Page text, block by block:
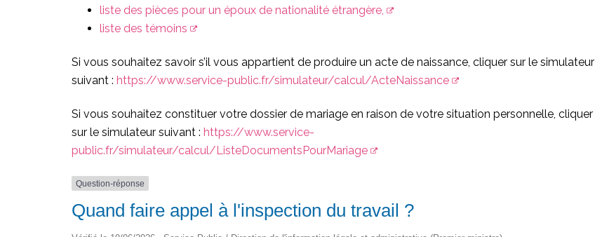
liste des pièces pour un époux de nationalité étrangère,
liste des témoins
Si vous souhaitez savoir s’il vous appartient de produire un acte de naissance, cliquer sur le simulateur
suivant : https://www.service-public.fr/simulateur/calcul/ActeNaissance
Si vous souhaitez constituer votre dossier de mariage en raison de votre situation personnelle, cliquer
sur le simulateur suivant : https://www.service-
public.fr/simulateur/calcul/ListeDocumentsPourMariage
Question-réponse
Quand faire appel à l'inspection du travail ?